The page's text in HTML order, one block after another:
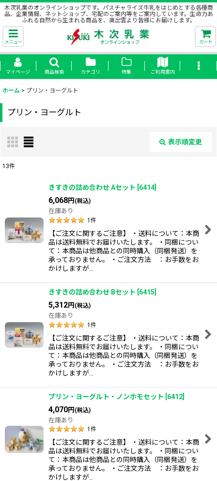
木次乳業のオンラインショップです。パスチャライズ牛乳をはじめとする各種商
品、企業情報、ネットショップ、宅配のご案内等をご案内しています。生命力あ
ふれる自然から生まれる商品を、奥出雲より皆様にお届けします。
メニュー カート
マイページ 商品検索 カテゴリ 特集 ご利用案内
ホーム > プリン・ヨーグルト
プリン・ヨーグルト
表示順変更
絞り込む
13件
きすきの詰め合わせ Aセット 6414]
6,068円 (税込)
在庫あり
1 件
【ご注文に関するご注意】 ・送料について：本商
品は送料無料でお届けいたします。 ・同梱につい
て：本商品は他商品との同時購入（同梱発送）を
承っておりません。 ・ご注文方法 ：お手数をお
かけしますが…
きすきの詰め合わせ Bセット 6415
5,312円 (税込)
在庫あり
1 件
【ご注文に関するご注意】 ・送料について：本商
品は送料無料でお届けいたします。 ・同梱につい
て：本商品は他商品との同時購入（同梱発送）を
承っておりません。 ・ご注文方法 ：お手数をお
かけしますが…
プリン・ヨーグルト・ノンホモセット [6412]
4,070円(税込)
在庫あり
1 件
【ご注文に関するご注意】 ・送料について：本商
品は送料無料でお届けいたします。 ・同梱につい
て：本商品は他商品との同時購入（同梱発送）を
承っておりません。 ・ご注文方法 ：お手数をお
かけしますが…